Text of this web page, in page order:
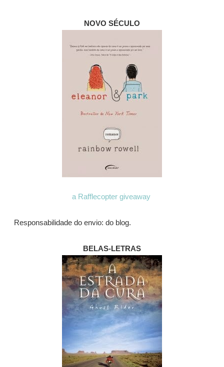
NOVO SÉCULO
a Rafflecopter giveaway
Responsabilidade do envio: do blog.
BELAS-LETRAS